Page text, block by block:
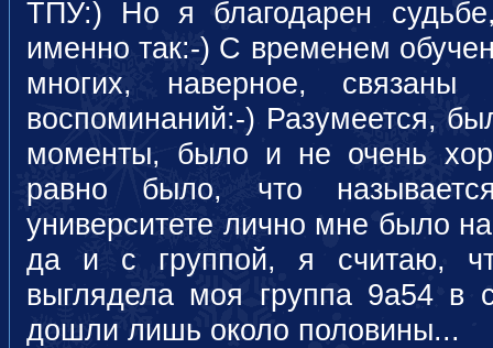
ТПУ:) Но я благодарен
именно так:-) С временем
многих, наверное,
воспоминаний:-) Разумеется,
моменты, было и не очень
равно было, что
университете лично мне было
да и с группой, я считаю,
выглядела моя группа 9а54 в
дошли лишь около половины...